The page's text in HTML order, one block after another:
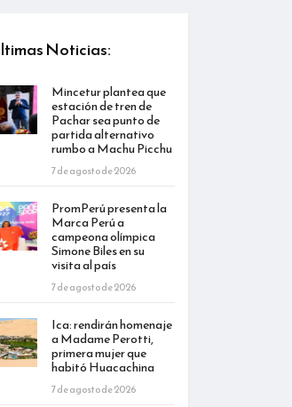
Noticias:
Mincetur plantea que
estación de tren de
Pachar sea punto de
partida alternativo
rumbo a Machu Picchu
7 de agosto de 2026
PromPerú presenta la
Marca Perú a
campeona olímpica
Simone Biles en su
visita al país
7 de agosto de 2026
Ica: rendirán homenaje
a Madame Perotti,
primera mujer que
habitó Huacachina
7 de agosto de 2026